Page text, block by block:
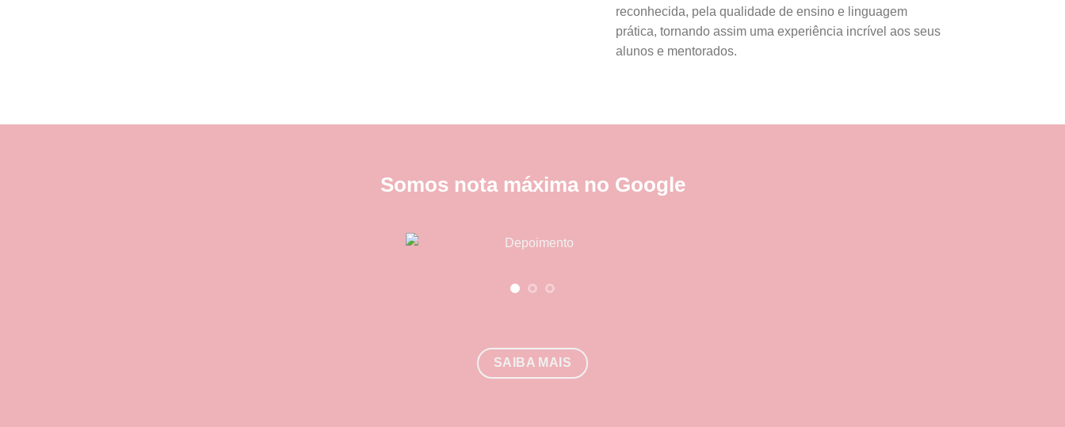
reconhecida, pela qualidade de ensino e linguagem
prática, tornando assim uma experiência incrível aos seus
alunos e mentorados.
Somos nota máxima no Google
SAIBA MAIS